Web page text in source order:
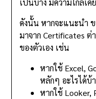
เป็นบ้าง มีความใกล้เคี
ดังนั้น หากจะแนะนำ
มาจาก Certificates ต่
ของตัวเอง เช่น
หากใช้ Excel,
หลักๆ อะไรได้บ้
หากใช้ Looker,